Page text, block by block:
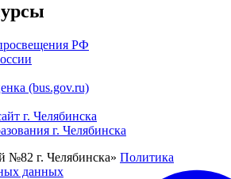
РФ
(bus.gov.ru)
г. Челябинска
г. Челябинска
г. Челябинска» Политика
данных